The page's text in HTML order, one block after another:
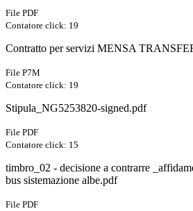
File PDF
Contatore click: 19
Contratto per servizi MENSA
File P7M
Contatore click: 19
Stipula_NG5253820-signed.pdf
File PDF
Contatore click: 15
timbro_02 - decisione a contrarre
bus sistemazione albe.pdf
File PDF